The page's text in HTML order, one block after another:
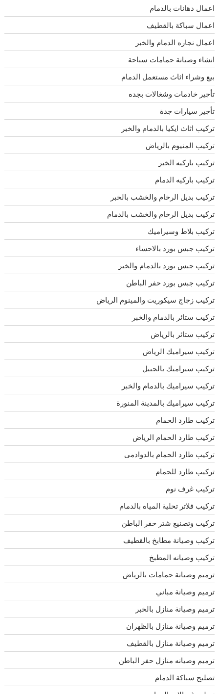
اعمال دهانات بالدمام
اعمال سباكة بالقطيف
اعمال نجاره الدمام والخبر
انشاء وصيانة حمامات سباحة
بيع وشراء اثاث مستعمل الدمام
تأجير خادمات وشغالات بجده
تأجير سيارات جدة
تركيب اثاث ايكيا بالدمام والخبر
تركيب المنيوم بالرياض
تركيب باركيه الخبر
تركيب باركيه الدمام
تركيب بديل الرخام والخشب بالخبر
تركيب بديل الرخام والخشب بالدمام
تركيب بلاط وسيراميك
تركيب جبس بورد بالاحساء
تركيب جبس بورد بالدمام والخبر
تركيب جبس بورد حفر الباطن
تركيب زجاج سيكوريت والمينوم الرياض
تركيب ستائر بالدمام والخبر
تركيب ستائر بالرياض
تركيب سيراميك الرياض
تركيب سيراميك بالجبيل
تركيب سيراميك بالدمام والخبر
تركيب سيراميك بالمدينة المنورة
تركيب طارد الحمام
تركيب طارد الحمام الرياض
تركيب طارد الحمام بالدوادمى
تركيب طارد للحمام
تركيب غرف نوم
تركيب فلاتر تحلية المياه بالدمام
تركيب وتصنيع شتر حفر الباطن
تركيب وصيانة مطابخ بالقطيف
تركيب وصيانه المطبخ
ترميم وصيانة حمامات بالرياض
ترميم وصيانة مباني
ترميم وصيانة منازل بالخبر
ترميم وصيانة منازل بالظهران
ترميم وصيانة منازل بالقطيف
ترميم وصيانه منازل حفر الباطن
تصليح سباكة الدمام